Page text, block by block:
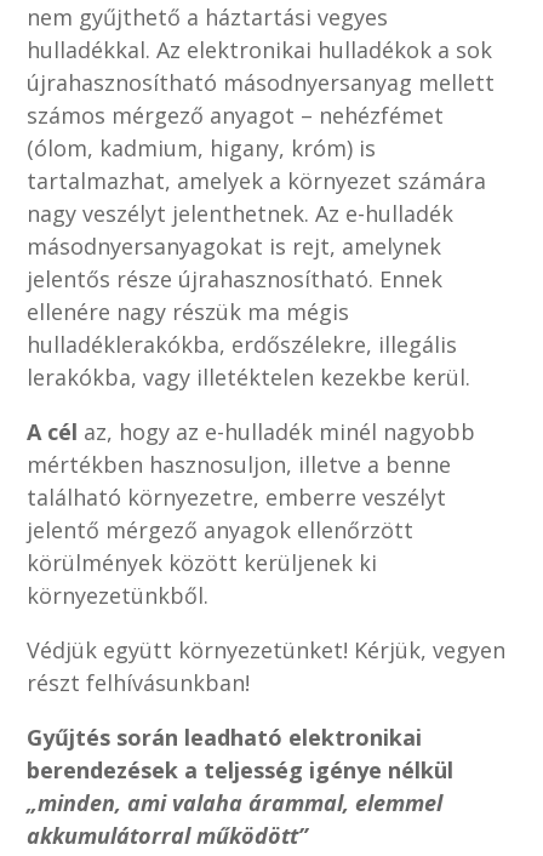
nem gyűjthető a háztartási vegyes
hulladékkal. Az elektronikai hulladékok a sok
újrahasznosítható másodnyersanyag mellett
számos mérgező anyagot – nehézfémet
(ólom, kadmium, higany, króm) is
tartalmazhat, amelyek a környezet számára
nagy veszélyt jelenthetnek. Az e-hulladék
másodnyersanyagokat is rejt, amelynek
jelentős része újrahasznosítható. Ennek
ellenére nagy részük ma mégis
hulladéklerakókba, erdőszélekre, illegális
lerakókba, vagy illetéktelen kezekbe kerül.
A cél az, hogy az e-hulladék minél nagyobb
mértékben hasznosuljon, illetve a benne
található környezetre, emberre veszélyt
jelentő mérgező anyagok ellenőrzött
körülmények között kerüljenek ki
környezetünkből.
Védjük együtt környezetünket! Kérjük, vegyen
részt felhívásunkban!
Gyűjtés során leadható elektronikai
berendezések a teljesség igénye nélkül
„minden, ami valahaárammal, elemmel
akkumulátorral működött”